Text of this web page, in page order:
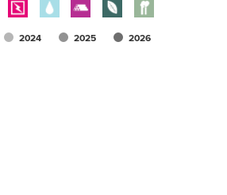
2024 2025 2026